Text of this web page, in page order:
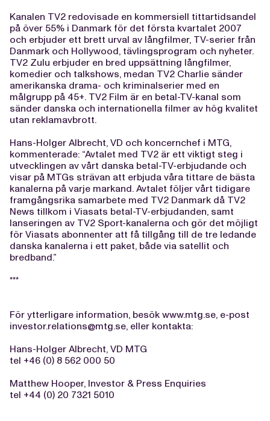
Kanalen TV2 redovisade en kommersiell tittartidsandel
på över 55% i Danmark för det första kvartalet 2007
och erbjuder ett brett urval av långfilmer, TV-serier från
Danmark och Hollywood, tävlingsprogram och nyheter.
TV2 Zulu erbjuder en bred uppsättning långfilmer,
komedier och talkshows, medan TV2 Charlie sänder
amerikanska drama- och kriminalserier med en
målgrupp på 45+. TV2 Film är en betal-TV-kanal som
sänder danska och internationella filmer av hög kvalitet
utan reklamavbrott.
Hans-Holger Albrecht, VD och koncernchef i MTG,
kommenterade: “Avtalet med TV2 är ett viktigt steg i
utvecklingen av vårt danska betal-TV-erbjudande och
visar på MTGs strävan att erbjuda våra tittare de bästa
kanalerna på varje markand. Avtalet följer vårt tidigare
framgångsrika samarbete med TV2 Danmark då TV2
News tillkom i Viasats betal-TV-erbjudanden, samt
lanseringen av TV2 Sport-kanalerna och gör det möjligt
för Viasats abonnenter att få tillgång till de tre ledande
danska kanalerna i ett paket, både via satellit och
bredband.”
***
För ytterligare information, besök www.mtg.se, e-post
investor.relations@mtg.se, eller kontakta:
Hans-Holger Albrecht, VD MTG
tel +46 (0) 8 562 000 50
Matthew Hooper, Investor & Press Enquiries
tel +44 (0) 20 7321 5010